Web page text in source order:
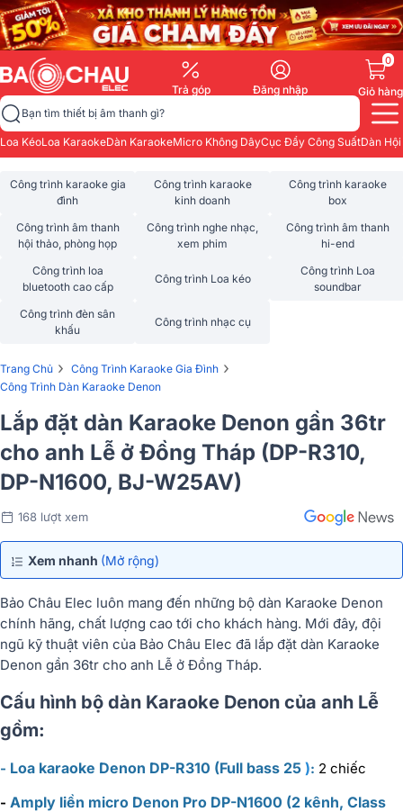
Trả góp Đăng nhập
0
Giỏ hàng
Bạn tìm thiết bị âm thanh gì?
Loa KéoLoa KaraokeDàn KaraokeMicro Không DâyCục Đẩy Công SuấtDàn
Công trình karaoke gia
đình
Công trình karaoke
kinh doanh
Công trình karaoke
box
Công trình âm thanh
hội thảo, phòng họp
Công trình nghe nhạc,
xem phim
Công trình âm thanh
hi-end
Công trình loa
bluetooth cao cấp
Công trình Loa kéo
Công trình Loa
soundbar
Công trình đèn sân
khấu
Công trình nhạc cụ
Trang Chủ › Công Trình Karaoke Gia Đình ›
Công Trình Dàn Karaoke Denon
Lắp đặt dàn Karaoke Denon gần 36tr
cho anh Lễ ở Đồng Tháp (DP-R310,
DP-N1600, BJ-W25AV)
168 lượt xem
Xem nhanh (Mở rộng)
Bảo Châu Elec luôn mang đến những bộ dàn Karaoke Denon
chính hãng, chất lượng cao tới cho khách hàng. Mới đây, đội
ngũ kỹ thuật viên của Bảo Châu Elec đã lắp đặt dàn Karaoke
Denon gần 36tr cho anh Lễ ở Đồng Tháp.
Cấu hình bộ dàn Karaoke Denon của anh Lễ
gồm:
- Loa karaoke Denon DP-R310 (Full bass 25 ): 2 chiếc
- Amply liền micro Denon Pro DP-N1600 (2 kênh, Class